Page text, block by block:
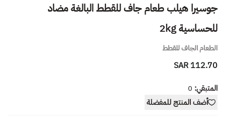
جوسيرا هيلب طعام جاف للقطط البالغة مضاد
للحساسية 2kg
الطعام الجاف للقطط
112.70 SAR
المتبقي: 0
أضف المنتج للمفضلة